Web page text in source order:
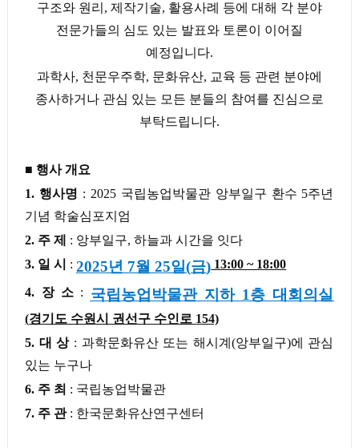
구조와 원리 , 제작기술, 활용사례 등에 대해 각 분야
전문가들의 심도 있는 발표와 토론이 이어질
예정입니다.
과학사, 천문우주학, 문화유산, 교육 등 관련 분야에
종사하거나 관심 있는 모든 분들의 참여를 진심으로
부탁드립니다.
■ 행사 개요
1. 행사명 : 2025 국립농업박물관 앙부일구 환수 5주년
기념 학술심포지엄
2. 주 제 : 앙부일구,하늘과 시간을 잇다
3. 일 시 : 2025년 7월25일(금) 13:00 ~ 18:00
4. 장 소 : 국립농업박물관 지하 1층 대회의실
(경기도 수원시 권선구 수인로 154)
5. 대 상 : 과학문화유산 또는 해시계 (앙부일구)에 관심
있는 누구나
6. 주 최 : 국립농업박물관
7. 주 관 : 한국문화유산연구센터